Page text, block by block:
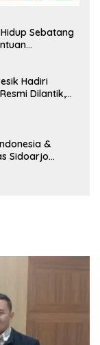
Sebatang
Hadiri
Dilantik,
&
Sidoarjo